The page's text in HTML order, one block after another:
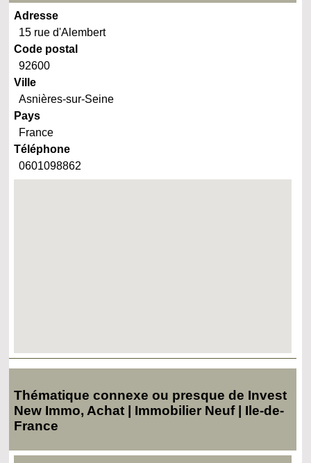
Adresse
15 rue d'Alembert
Code postal
92600
Ville
Asnières-sur-Seine
Pays
France
Téléphone
0601098862
Thématique connexe ou presque de Invest
New Immo, Achat | Immobilier Neuf | Ile-de-
France